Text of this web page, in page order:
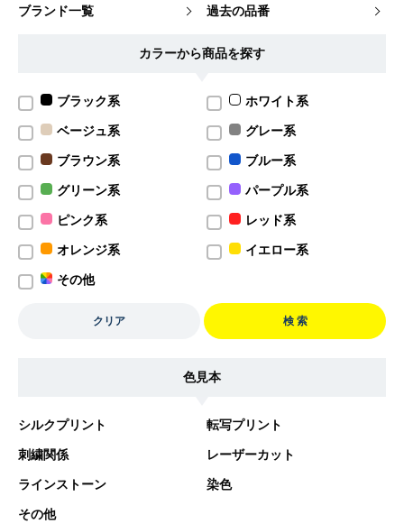
ブランド一覧 過去の品番
カラーから商品を探す
ブラック系 ホワイト系
ベージュ系 グレー系
ブラウン系 ブルー系
グリーン系 パープル系
ピンク系 レッド系
オレンジ系 イエロー系
その他
クリア 検 索
色見本
シルクプリント 転写プリント
刺繍関係 レーザーカット
ラインストーン 染色
その他